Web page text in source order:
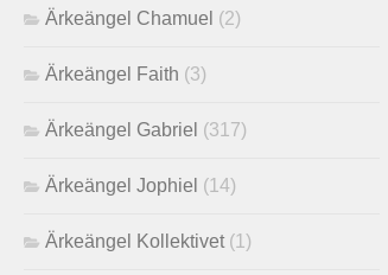
Ärkeängel Chamuel (2)
Ärkeängel Faith (3)
Ärkeängel Gabriel (317)
Ärkeängel Jophiel (14)
Ärkeängel Kollektivet (1)